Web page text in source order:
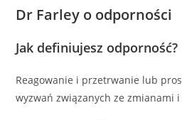
Dr Farley o odporności
Jak definiujesz odporność?
Reagowanie i przetrwanie lub
wyzwań związanych ze zmianami